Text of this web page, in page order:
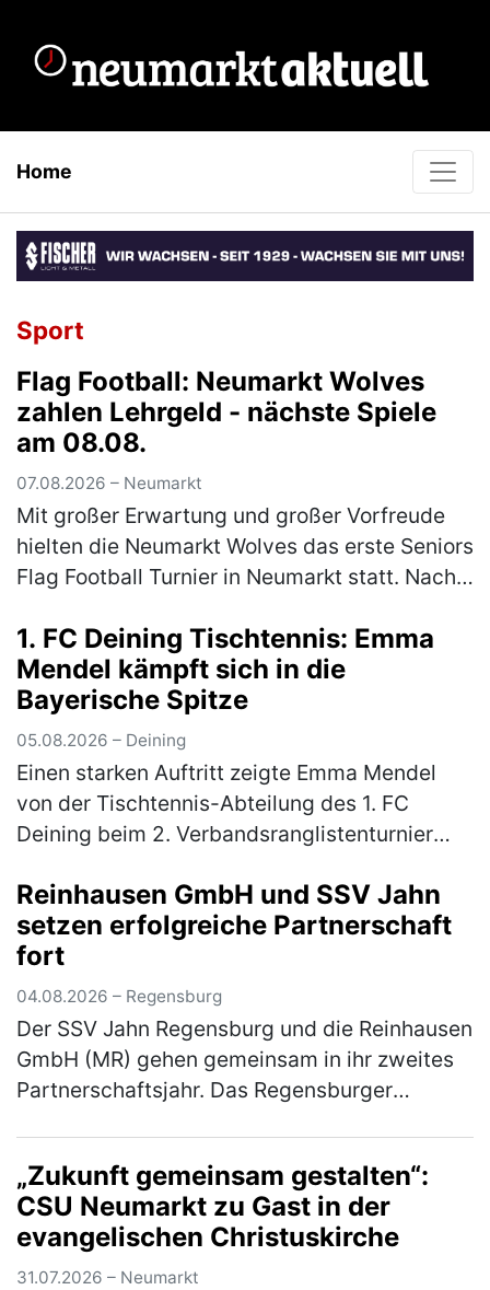
Home
Sport
Flag Football: Neumarkt Wolves
zahlen Lehrgeld - nächste Spiele
am 08.08.
07.08.2026 – Neumarkt
Mit großer Erwartung und großer Vorfreude
hielten die Neumarkt Wolves das erste Seniors
Flag Football Turnier in Neumarkt statt. Nach
Football in Neumarkt. …(mehr)
1. FC Deining Tischtennis: Emma
Mendel kämpft sich in die
Bayerische Spitze
05.08.2026 – Deining
Einen starken Auftritt zeigte Emma Mendel
von der Tischtennis-Abteilung des 1. FC
Deining beim 2. Verbandsranglistenturnier
das hochkarätig besetzte Turnier…(mehr)
Reinhausen GmbH und SSV Jahn
setzen erfolgreiche Partnerschaft
fort
04.08.2026 – Regensburg
Der SSV Jahn Regensburg und die Reinhausen
GmbH (MR) gehen gemeinsam in ihr zweites
Partnerschaftsjahr. Das Regensburger
f…(mehr)
„Zukunft gemeinsam gestalten“:
CSU Neumarkt zu Gast in der
evangelischen Christuskirche
31.07.2026 – Neumarkt